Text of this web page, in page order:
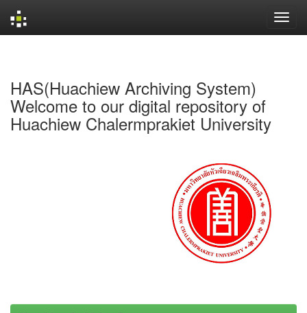
HAS(Huachiew Archiving System)
Welcome to our digital repository of
Huachiew Chalermprakiet University